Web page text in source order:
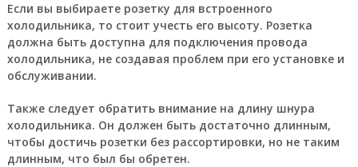
Если вы выбираете розетку для встроенного
холодильника, то стоит учесть его высоту. Розетка
должна быть доступна для подключения провода
холодильника, не создавая проблем при его установке и
обслуживании.
Также следует обратить внимание на длину шнура
холодильника. Он должен быть достаточно длинным,
чтобы достичь розетки без рассортировки, но не таким
длинным, что был бы обретен.